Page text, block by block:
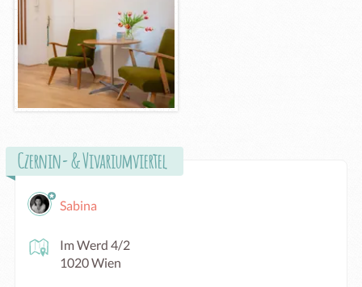
Czernin- & Vivariumviertel
Sabina
Im Werd 4/2
1020 Wien